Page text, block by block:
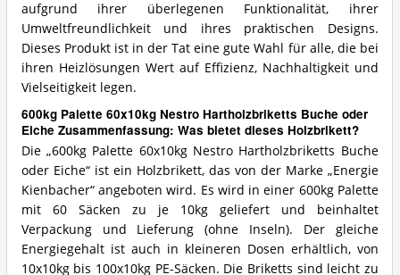
aufgrund ihrer überlegenen Funktionalität, ihrer
Umweltfreundlichkeit und ihres praktischen Designs.
Dieses Produkt ist in der Tat eine gute Wahl für alle, die bei
ihren Heizlösungen Wert auf Effizienz, Nachhaltigkeit und
Vielseitigkeit legen.
600kg Palette 60x10kg Nestro Hartholzbriketts Buche oder
Eiche Zusammenfassung: Was bietet dieses Holzbrikett?
Die „600kg Palette 60x10kg Nestro Hartholzbriketts Buche
oder Eiche“ ist ein Holzbrikett, das von der Marke „Energie
Kienbacher“ angeboten wird. Es wird in einer 600kg Palette
mit 60 Säcken zu je 10kg geliefert und beinhaltet
Verpackung und Lieferung (ohne Inseln). Der gleiche
Energiegehalt ist auch in kleineren Dosen erhältlich, von
10x10kg bis 100x10kg PE-Säcken. Die Briketts sind leicht zu